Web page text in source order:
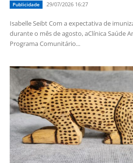
Publicidade 29/07/2026 16:27
Isabelle Seibt Com a expectativa de imunizar mais de 10 mil animais
durante o mês de agosto, aClínica Saúde
Programa Comunitário...